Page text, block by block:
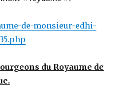
de-monsieur-edhi-
du Royaume de